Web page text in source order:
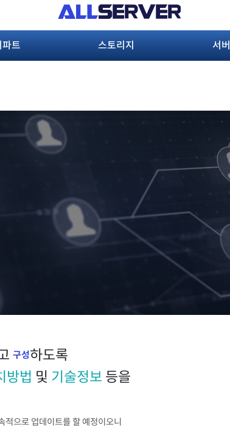
파트 스토리지 서
구성하도록
방법 및 기술정보 등을
적으로 업데이트를 할 예정이오니